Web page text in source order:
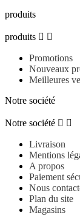
produits
produits  
Promotions
Nouveaux
Meilleures
Notre société
Notre société  
Livraison
Mentions
A propos
Paiement
Nous
Plan du site
Magasins